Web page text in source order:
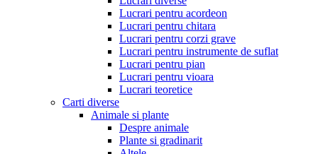
Lucrari pentru acordeon
Lucrari pentru chitara
Lucrari pentru corzi grave
Lucrari pentru instrumente de suflat
Lucrari pentru pian
Lucrari pentru vioara
Lucrari teoretice
Carti diverse
Animale si plante
Despre animale
Plante si gradinarit